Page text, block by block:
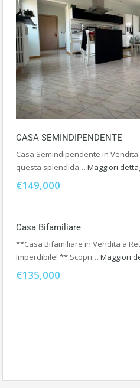
CASA SEMINDIPENDENTE
Casa Semindipendente in
questa splendida… Maggiori
€149,000
Casa Bifamiliare
**Casa Bifamiliare in Vendita a
Imperdibile! ** Scopri… Maggiori
€135,000